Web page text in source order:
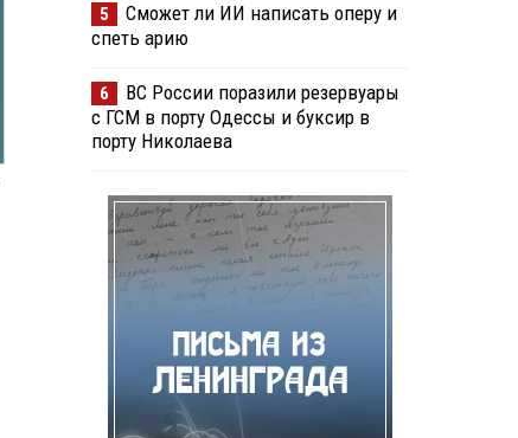
5
Сможет ли ИИ написать оперу и
спеть арию
6
ВС России поразили резервуары
с ГСМ в порту Одессы и буксир в
порту Николаева